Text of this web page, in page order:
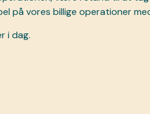
på vores billige operationer
i dag.